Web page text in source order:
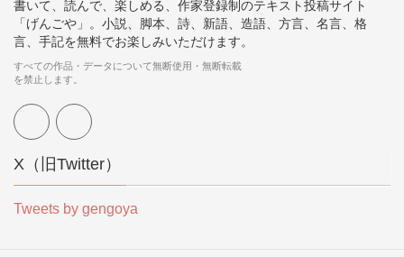
書いて、読んで、楽しめる、作家登録制のテキスト投稿サイト
「げんごや」。小説、脚本、詩、新語、造語、方言、名言、格
言、手記を無料でお楽しみいただけます。
すべての作品・データについて無断使用・無断転載
を禁止します。
X（旧Twitter）
Tweets by gengoya